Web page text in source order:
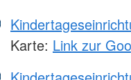
Karte: Link zur